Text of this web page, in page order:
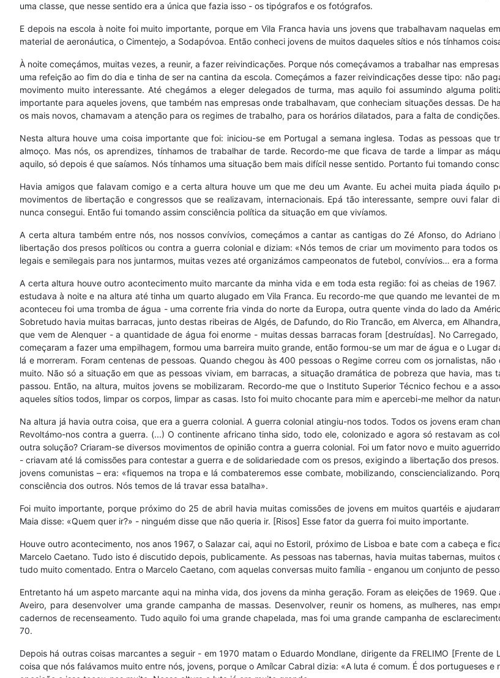
uma classe, que nesse sentido era a única que fazia isso - os tipógrafos e os fotógrafos.
E depois na escola à noite foi muito importante, porque em Vila Franca havia uns jovens que trabalhavam naquelas
material de aeronáutica, o Cimentejo, a Sodapóvoa. Então conheci jovens de muitos daqueles sítios e nós tínhamos
À noite começámos, muitas vezes, a reunir, a fazer reivindicações. Porque nós começávamos a trabalhar nas
uma refeição ao fim do dia e tinha de ser na cantina da escola. Começámos a fazer reivindicações desse tipo: não
movimento muito interessante. Até chegámos a eleger delegados de turma, mas aquilo foi assumindo alguma
importante para aqueles jovens, que também nas empresas onde trabalhavam, que conheciam situações dessas. De
os mais novos, chamavam a atenção para os regimes de trabalho, para os horários dilatados, para a falta de condições.
Nesta altura houve uma coisa importante que foi: iniciou-se em Portugal a semana inglesa. Todas as pessoas
almoço. Mas nós, os aprendizes, tínhamos de trabalhar de tarde. Recordo-me que ficava de tarde a limpar as
aquilo, só depois é que saíamos. Nós tínhamos uma situação bem mais difícil nesse sentido. Portanto fui tomando
Havia amigos que falavam comigo e a certa altura houve um que me deu um Avante. Eu achei muita piada
movimentos de libertação e congressos que se realizavam, internacionais. Epá tão interessante, sempre ouvi
nunca consegui. Então fui tomando assim consciência política da situação em que vivíamos.
A certa altura também entre nós, nos nossos convívios, começámos a cantar as cantigas do Zé Afonso, do
libertação dos presos políticos ou contra a guerra colonial e diziam: «Nós temos de criar um movimento para todos
legais e semilegais para nos juntarmos, muitas vezes até organizámos campeonatos de futebol, convívios… era a
A certa altura houve outro acontecimento muito marcante da minha vida e em toda esta região: foi as cheias de
estudava à noite e na altura até tinha um quarto alugado em Vila Franca. Eu recordo-me que quando me levantei de
aconteceu foi uma tromba de água - uma corrente fria vinda do norte da Europa, outra quente vinda do lado da
Sobretudo havia muitas barracas, junto destas ribeiras de Algés, de Dafundo, do Rio Trancão, em Alverca, em
que vem de Alenquer - a quantidade de água foi enorme - muitas dessas barracas foram [destruídas]. No
começaram a fazer uma empilhagem, formou uma barreira muito grande, então formou-se um mar de água e o Lugar
lá e morreram. Foram centenas de pessoas. Quando chegou às 400 pessoas o Regime correu com os jornalistas,
muito. Não só a situação em que as pessoas viviam, em barracas, a situação dramática de pobreza que havia,
passou. Então, na altura, muitos jovens se mobilizaram. Recordo-me que o Instituto Superior Técnico fechou e a
aqueles sítios todos, limpar os corpos, limpar as casas. Isto foi muito chocante para mim e apercebi-me melhor da
Na altura já havia outra coisa, que era a guerra colonial. A guerra colonial atingiu-nos todos. Todos os jovens eram
Revoltámo-nos contra a guerra. (...) O continente africano tinha sido, todo ele, colonizado e agora só restavam as
outra solução? Criaram-se diversos movimentos de opinião contra a guerra colonial. Foi um fator novo e muito
- criavam até lá comissões para contestar a guerra e de solidariedade com os presos, exigindo a libertação dos
jovens comunistas – era: «fiquemos na tropa e lá combateremos esse combate, mobilizando, consciencializando.
consciência dos outros. Nós temos de lá travar essa batalha».
Foi muito importante, porque próximo do 25 de abril havia muitas comissões de jovens em muitos quartéis e
Maia disse: «Quem quer ir?» - ninguém disse que não queria ir. [Risos] Esse fator da guerra foi muito importante.
Houve outro acontecimento, nos anos 1967, o Salazar cai, aqui no Estoril, próximo de Lisboa e bate com a cabeça e
Marcelo Caetano. Tudo isto é discutido depois, publicamente. As pessoas nas tabernas, havia muitas tabernas,
tudo muito comentado. Entra o Marcelo Caetano, com aquelas conversas muito família - enganou um conjunto de
Entretanto há um aspeto marcante aqui na minha vida, dos jovens da minha geração. Foram as eleições de 1969.
Aveiro, para desenvolver uma grande campanha de massas. Desenvolver, reunir os homens, as mulheres, nas
cadernos de recenseamento. Tudo aquilo foi uma grande chapelada, mas foi uma grande campanha de
70.
Depois há outras coisas marcantes a seguir - em 1970 matam o Eduardo Mondlane, dirigente da FRELIMO [Frente
coisa que nós falávamos muito entre nós, jovens, porque o Amílcar Cabral dizia: «A luta é comum. É dos portugueses